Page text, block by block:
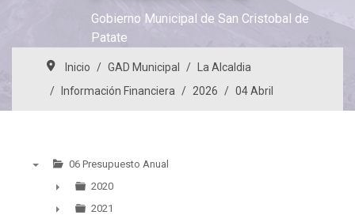
Gobierno Municipal de San Cristobal de
Patate
Inicio GAD Municipal
La Alcaldia
Información Financiera
2026 04 Abril
06 Presupuesto Anual
►
2020
2021